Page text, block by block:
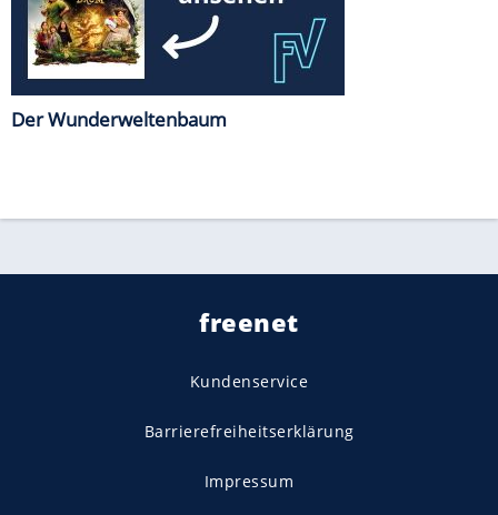
Der Wunderweltenbaum
freenet
Kundenservice
Barrierefreiheitserklärung
Impressum